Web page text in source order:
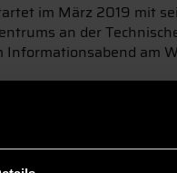
im März 2019 mit
an der
am
Management.
im
bis hin zum
aufbauende